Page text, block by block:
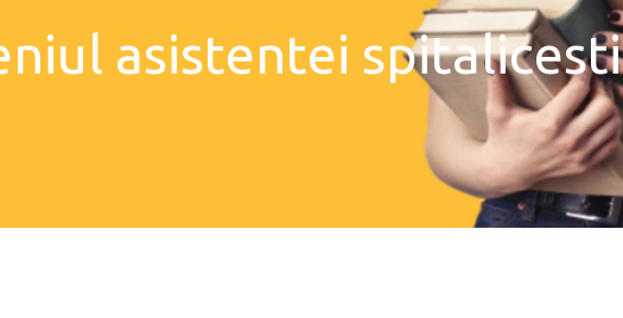
asistentei spitalicesti